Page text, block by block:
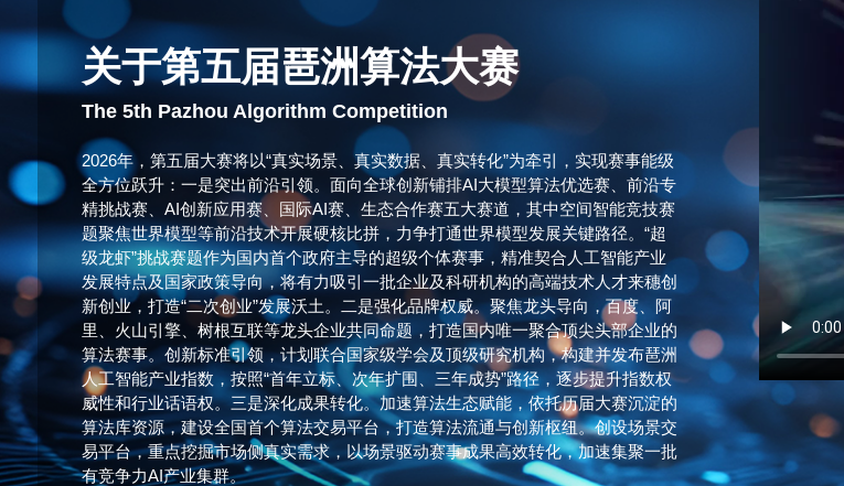
关于第五届琶洲算法大赛
The 5th Pazhou Algorithm Competition
2026年，第五届大赛将以“真实场景、真实数据、真实转化”为牵引，实现赛事能级
全方位跃升：一是突出前沿引领。面向全球创新铺排AI大模型算法优选赛、前沿专
精挑战赛、AI创新应用赛、国际AI赛、生态合作赛五大赛道，其中空间智能竞技赛
题聚焦世界模型等前沿技术开展硬核比拼，力争打通世界模型发展关键路径。“超
级龙虾”挑战赛题作为国内首个政府主导的超级个体赛事，精准契合人工智能产业
发展特点及国家政策导向，将有力吸引一批企业及科研机构的高端技术人才来穗创
新创业，打造“二次创业”发展沃土。二是强化品牌权威。聚焦龙头导向，百度、阿
里、火山引擎、树根互联等龙头企业共同命题，打造国内唯一聚合顶尖头部企业的
算法赛事。创新标准引领，计划联合国家级学会及顶级研究机构，构建并发布琶洲
人工智能产业指数，按照“首年立标、次年扩围、三年成势”路径，逐步提升指数权
威性和行业话语权。三是深化成果转化。加速算法生态赋能，依托历届大赛沉淀的
算法库资源，建设全国首个算法交易平台，打造算法流通与创新枢纽。创设场景交
易平台，重点挖掘市场侧真实需求，以场景驱动赛事成果高效转化，加速集聚一批
有竞争力AI产业集群。